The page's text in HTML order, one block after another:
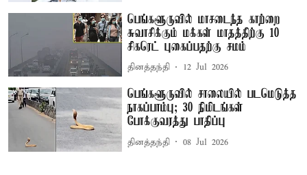
பெங்களூருவில் மாசடைந்த காற்றை
சுவாசிக்கும் மக்கள் மாதத்திற்கு 10
சிகரெட் புகைப்பதற்கு சமம்
தினத்தந்தி 12 Jul 2026
பெங்களூருவில் சாலையில் படமெடுத்த
நாகப்பாம்பு; 30 நிமிடங்கள்
போக்குவரத்து பாதிப்பு
தினத்தந்தி 08 Jul 2026